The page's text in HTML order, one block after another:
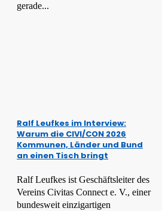
gerade...
Ralf Leufkes im Interview:
Warum die CIVI/CON 2026
Kommunen, Länder und Bund
an einen Tisch bringt
Ralf Leufkes ist Geschäftsleiter des
Vereins Civitas Connect e. V., einer
bundesweit einzigartigen